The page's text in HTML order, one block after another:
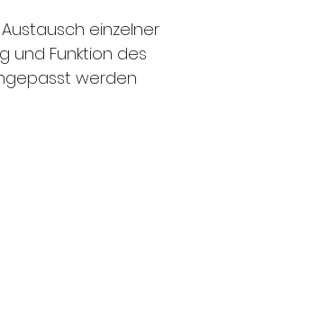
einzelner
und Funktion des
werden